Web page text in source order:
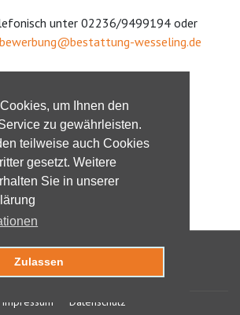
um Ihnen den
zu gewährleisten.
teilweise auch Cookies
gesetzt. Weitere
Sie in unserer
Zulassen
unter 02236/9499194 oder
bewerbung@bestattung-wesseling.de
© Bestattungen Schwartmanns
Oberdorfstraße 18a
50389 Wesseling
Impressum
Datenschutz